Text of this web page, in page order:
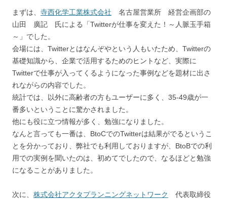
まずは、 寺西化学工業株式会社 名古屋営業所 経営企画部の
山田 廣記 氏による「Twitterが仕事を変えた！～人脈玉手箱
～」でした。
会場には、Twitterとはなんぞやという人もいたため、Twitterの
基礎知識から、企業で活用するためのヒントなど、実際に
Twitterで仕事が入ってくるようになった事例などを題材に出さ
れながらの内容でした。
統計では、以外に高齢者の方もユーザーに多く、35-49歳が一
番多いということに驚かされました。
他にも役に立つ情報が多く、勉強になりました。
なんと言っても一番は、BtoCでのTwitterは結果がでるというこ
とを分かっており、弊社でも利用しておりますが、BtoBでの利
用での実例を聞いたのは、初めてでしたので、なるほどと勉強
になることがありました。
次に、 株式会社アクタプランニングネットワーク
代表取締役